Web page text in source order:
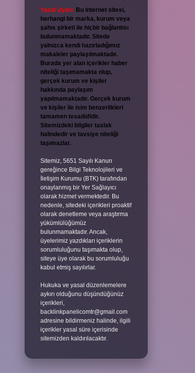
Yasal Uyarı: Bu internet sitesi,
herhangi bir marka, kurum veya
şahıs şirketi ile hiçbir bağlantısı
bulunmamaktadır. Sitede
yalnızca kendi hazırladığımız
makaleler paylaşılmaktadır.
Burada yer alan içerikler haber
niteliği taşımamakta olup,
gerçek kurum ve kişiler
hakkında paylaşım
yapılmamaktadır. Gerçek kurum
ve kişiler ile isim benzerlikleri
tamamen tesadüfidir.
Sitemizdeki bilgiler taslak
halindedir ve tavsiye niteliği
taşımazlar.
Sitemiz, 5651 Sayılı Kanun
gereğince Bilgi Teknolojileri ve
İletişim Kurumu (BTK) tarafından
onaylanmış bir Yer Sağlayıcı
olarak hizmet vermektedir. Bu
nedenle, sitedeki içerikleri proaktif
olarak denetleme veya araştırma
yükümlülüğümüz
bulunmamaktadır. Ancak,
üyelerimiz yazdıkları içeriklerin
sorumluluğunu taşımakta olup,
siteye üye olarak bu sorumluluğu
kabul etmiş sayılırlar.
Hukuka ve yasal düzenlemelere
aykırı olduğunu düşündüğünüz
içerikleri,
backlinkpanelicomtr@gmail.com
adresine bildirmeniz halinde, ilgili
içerikler yasal süre içerisinde
sitemizden kaldırılacaktır.